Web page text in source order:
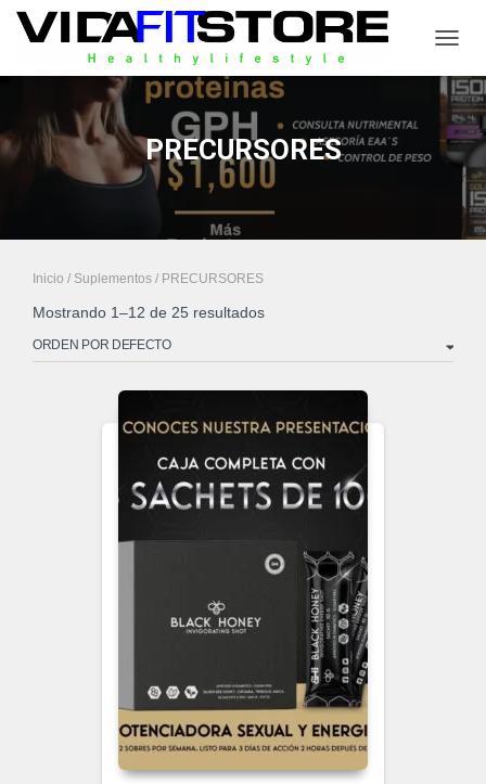
PRECURSORES
Inicio / Suplementos / PRECURSORES
Mostrando 1–12 de 25 resultados